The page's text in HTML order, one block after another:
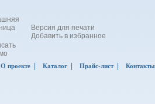
Версия для печати
Добавить в избранное
О проекте Каталог Прайс-лист| Контакты